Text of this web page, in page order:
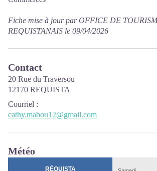
Fiche mise à jour par OFFICE DE
REQUISTANAIS le 09/04/2026
Contact
20 Rue du Traversou
12170 REQUISTA
Courriel :
cathy.mabou12@gmail.com
Météo